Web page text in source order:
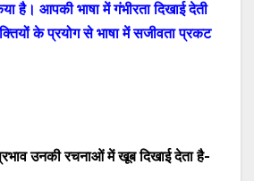
है। आपकी भाषा में गंभीरता दिखाई देती
के प्रयोग से भाषा में सजीवता प्रकट
उनकी रचनाओं में खूब दिखाई देता है-